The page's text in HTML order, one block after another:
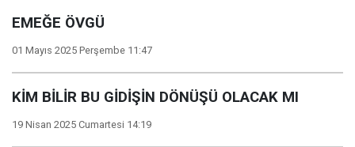
EMEĞE ÖVGÜ
01 Mayıs 2025 Perşembe 11:47
KİM BİLİR BU GİDİŞİN DÖNÜŞÜ OLACAK MI
19 Nisan 2025 Cumartesi 14:19